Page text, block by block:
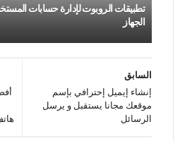
تطبيقات الروبوت لإدارة حسابات
الجهاز
السابق
إنشاء إيميل إحترافي بإسم
موقعك مجانا يستقبل و يرسل
الرسائل